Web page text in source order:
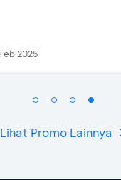
Periode 17 Sep 2023
Lihat Promo Lainnya